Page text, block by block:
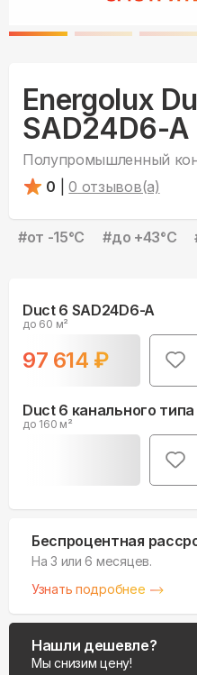
Energolux
SAD24D6-A
Полупромышленный
0
0 отзывов(а)
#от -15°С #до +43°С
Duct 6 SAD24D6-A
до 60 м²
97 614 ₽
Duct 6 канального
до 160 м²
Беспроцентная
На 3 или 6 месяцев.
Узнать подробнее
Нашли дешевле?
Мы снизим цену!